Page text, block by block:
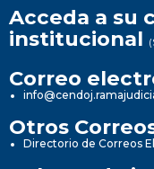
Acceda a su
institucional
Correo
Otros
Directorio de Correos